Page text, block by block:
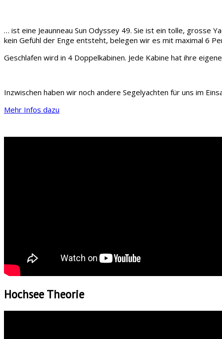
… ist eine Jeaunneau Sun Odyssey 49. Sie ist ein tolle, grosse
kein Gefühl der Enge entsteht, belegen wir es mit maximal 6
Geschlafen wird in 4 Doppelkabinen. Jede Kabine hat ihre
Inzwischen haben wir noch andere Segelyachten für uns im
Mehr Infos dazu
Hochsee Theorie